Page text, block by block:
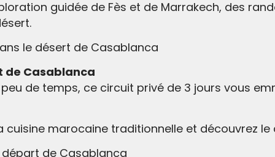
guidée de Fès et de Marrakech, des
le désert de Casablanca
de Casablanca
de temps, ce circuit privé de 3 jours vous
cuisine marocaine traditionnelle et découvrez
de Casablanca